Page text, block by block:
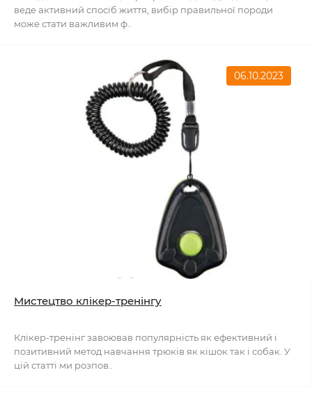
веде активний спосіб життя, вибір правильної породи
може стати важливим ф..
06.10.2023
Мистецтво клікер-тренінгу
Клікер-тренінг завоював популярність як ефективний і
позитивний метод навчання трюків як кішок так і собак. У
цій статті ми розпов..